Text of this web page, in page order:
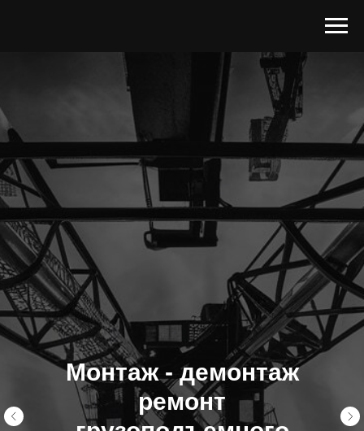
Изготовление съемных
грузозахватных